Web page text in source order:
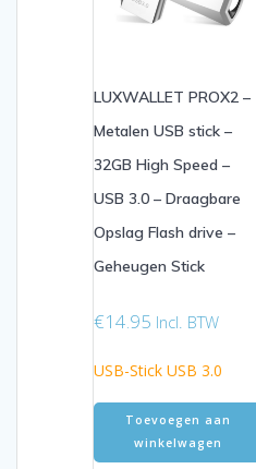
LUXWALLET PROX2 –
Metalen USB stick –
32GB High Speed –
USB 3.0 – Draagbare
Opslag Flash drive –
Geheugen Stick
€14.95 Incl. BTW
USB-Stick USB 3.0
Toevoegen aan
winkelwagen